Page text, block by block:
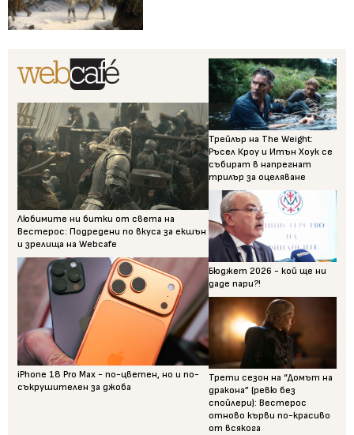
Любимите ни битки от света на
Вестерос: Подредени по вкуса за екшън
и зрелища на Webcafe
iPhone 18 Pro Max - по-цветен, но и по-
съкрушителен за джоба
Трейлър на The Weight:
Ръсел Кроу и Итън Хоук се
събират в напрегнат
трилър за оцеляване
Бюджет 2026 - кой ще ни
даде пари?!
Трети сезон на “Домът на
дракона” (ревю без
спойлери): Вестерос
отново кърви по-красиво
от всякога